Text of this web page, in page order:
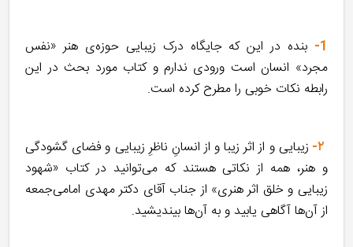
1-
بنده در این که جایگاه درک زیبایی حوزه‌ی هنر «نفس
مجرد» انسان است ورودی ندارم و کتاب مورد بحث در این
رابطه نکات خوبی را مطرح کرده است.
۲- زیبایی و از اثر زیبا و از انسانِ ناظرِ زیبایی و فضای گشودگی
و هنر، همه از نکاتی هستند که می‌توانید در کتاب «شهود
زیبایی و خلق اثر هنری» از جناب آقای دکتر مهدی امامی‌جمعه
از آن‌ها آگاهی یابید و به آن‌ها بیندیشید.